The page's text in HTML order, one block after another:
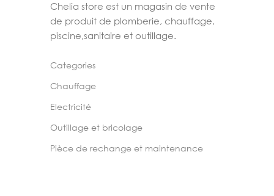
Chelia store est un magasin de vente
de produit de plomberie, chauffage,
piscine,sanitaire et outillage.
Categories
Chauffage
Electricité
Outillage et bricolage
Pièce de rechange et maintenance